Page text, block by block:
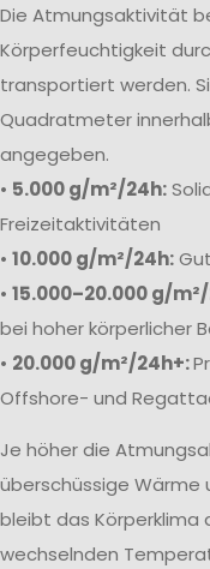
Die Atmungsaktivität
Körperfeuchtigkeit
transportiert werden.
Quadratmeter
angegeben.
• 5.000 g/m²/24h:
Freizeitaktivitäten
• 10.000 g/m²/24h:
• 15.000–20.000 g/
bei hoher körperlicher
• 20.000 g/m²/24h+:
Offshore- und
Je höher die
überschüssige Wärme
bleibt das Körperklima
wechselnden